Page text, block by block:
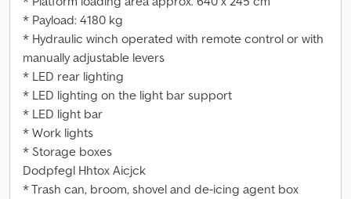
* Payload: 4180 kg
* Hydraulic winch operated with remote control or with
manually adjustable levers
* LED rear lighting
* LED lighting on the light bar support
* LED light bar
* Work lights
* Storage boxes
Dodpfegl Hhtox Aicjck
* Trash can, broom, shovel and de-icing agent box